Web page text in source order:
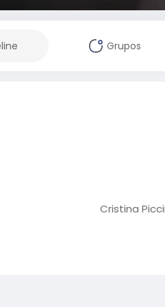
Grupos
Cristina